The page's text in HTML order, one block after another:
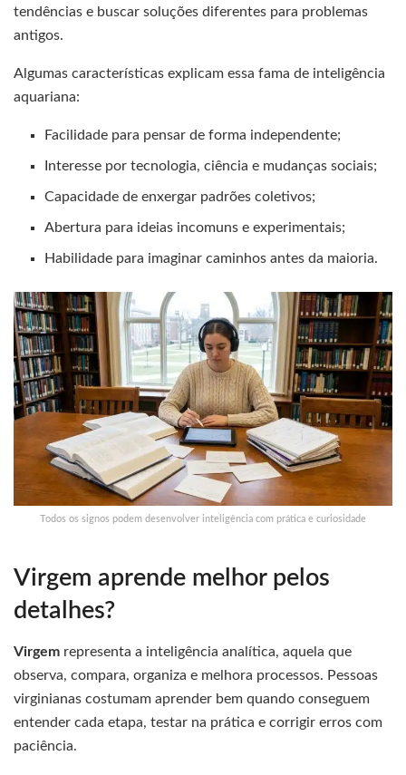
tendências e buscar soluções diferentes para problemas
antigos.
Algumas características explicam essa fama de inteligência
aquariana:
Facilidade para pensar de forma independente;
Interesse por tecnologia, ciência e mudanças sociais;
Capacidade de enxergar padrões coletivos;
Abertura para ideias incomuns e experimentais;
Habilidade para imaginar caminhos antes da maioria.
Todos os signos podem desenvolver inteligência com prática e curiosidade
Virgem aprende melhor pelos
detalhes?
Virgem representa a inteligência analítica, aquela que
observa, compara, organiza e melhora processos. Pessoas
virginianas costumam aprender bem quando conseguem
entender cada etapa, testar na prática e corrigir erros com
paciência.